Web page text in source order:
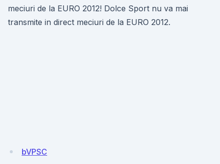
meciuri de la EURO 2012! Dolce Sport nu va mai
transmite in direct meciuri de la EURO 2012.
bVPSC